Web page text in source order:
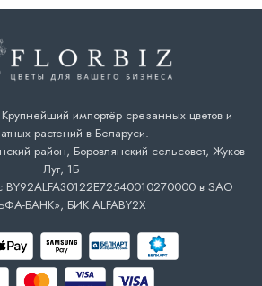
импортёр срезанных цветов и
растений в Беларуси.
район, Боровлянский сельсовет, Жуков
Луг, 1Б
в ЗАО
БАНК», БИК ALFABY2X